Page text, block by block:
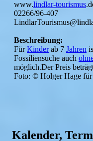
www.lindlar-tourismus
02266/96-407
Beschreibung:
FürKinderab 7 Jahren
Fossiliensuche auch
möglich.Der Preis
Foto: © Holger Hage für
Kalender,